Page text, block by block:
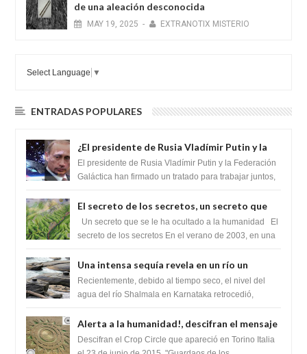
de una aleación desconocida
MAY 19, 2025 - EXTRANOTIX MISTERIO
Select Language ▼
ENTRADAS POPULARES
¿El presidente de Rusia Vladímir Putin y la
Federación Galactica han firmado un
tratado para acabar con los Sionistas?
El presidente de Rusia Vladímir Putin y la Federación
Galáctica han firmado un tratado para trabajar juntos,
El secreto de los secretos, un secreto que
cambiaría por completo el destino de la
humanidad
Un secreto que se le ha ocultado a la humanidad El
secreto de los secretos En el verano de 2003, en una
Una intensa sequía revela en un río un
impresionante hallazgo de miles de Shiva
Lingas
Recientemente, debido al tiempo seco, el nivel del
agua del río Shalmala en Karnataka retrocedió,
Alerta a la humanidad!, descifran el mensaje
del Crop Circle de Torino ,Italia
Descifran el Crop Circle que apareció en Torino Italia